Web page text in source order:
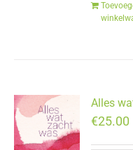
Alles
€25.00